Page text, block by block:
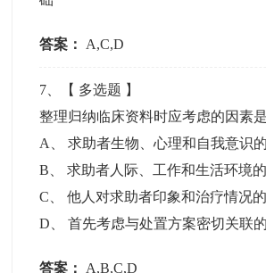
答案： A,C,D
7 、【 多选题 】
整理归纳临床资料时应考虑的因素
A
、求助者生物、心理和自我意识
B 、求助者人际、工作和生活环境
C 、他人对求助者印象和治疗情况
D 、首先考虑与处置方案密切关联
答案： A,B,C,D